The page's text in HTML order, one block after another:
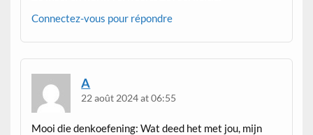
Connectez-vous pour répondre
A
22 août 2024 at 06:55
Mooi die denkoefening: Wat deed het met jou, mijn